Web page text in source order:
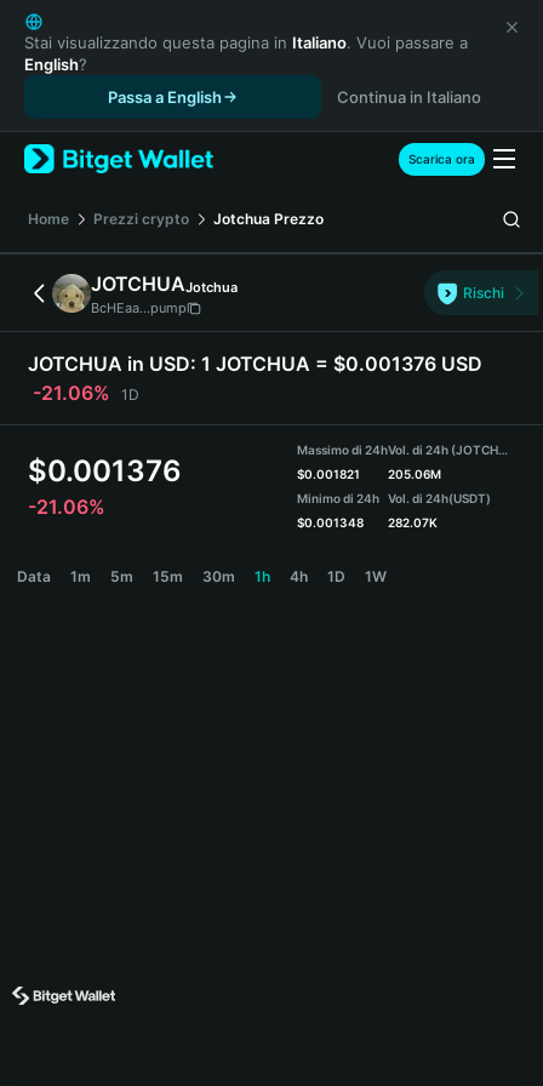
English
日本語
Tiếng Việt
Español (Latinoamérica)
Türkçe
Français
Deutsch
简体中文
繁體中文
Português (Portugal)
Bahasa Indonesia
ภาษาไทย
हिन्दी
Español
Português (Brasil)
Stai visualizzando questa pagina in Italiano. Vuoi passare a
English?
Passa a English
Continua in Italiano
Scarica ora
Home Prezzi crypto Jotchua Prezzo
JOTCHUAJotchua
BcHEaa...pump
Rischi
JOTCHUA in USD: 1 JOTCHUA = $0.001376 USD
-21.06%
1D
$0.001376
-21.06%
Massimo di 24h
$0.001821
Minimo di 24h
$0.001348
Vol. di 24h (JOTCHUA)
205.06M
Vol. di 24h(USDT)
282.07K
Data 1m 5m 15m 30m 1h 4h 1D 1W